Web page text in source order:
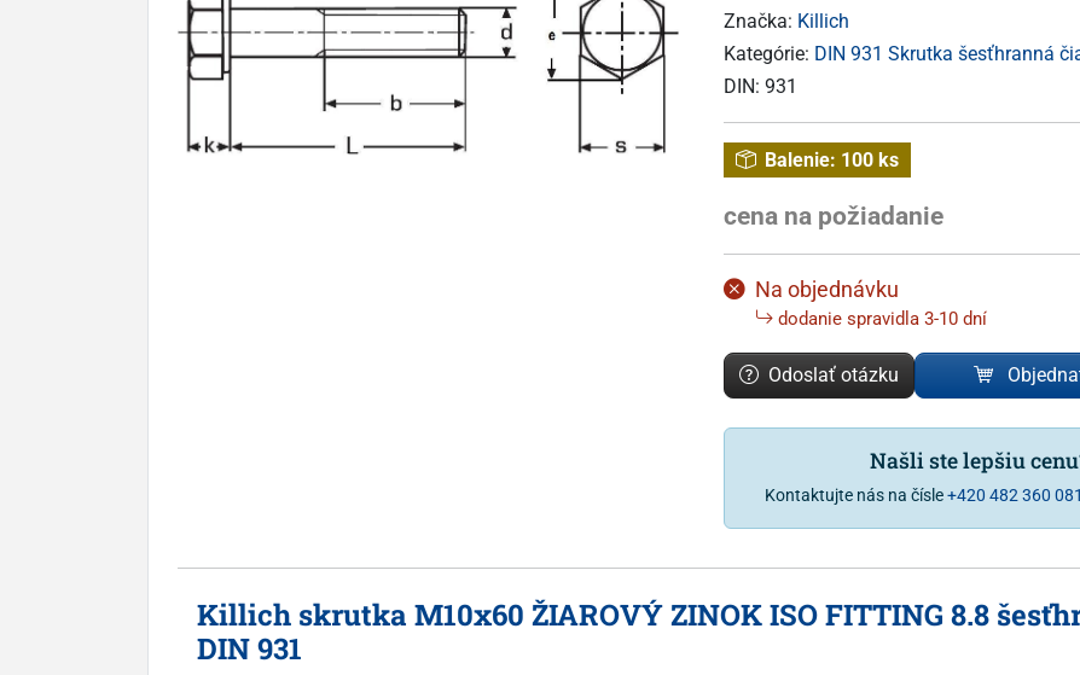
Značka: Killich
Kategórie: DIN 931 Skrutka šesťhranná
DIN: 931
Balenie: 100 ks
cena na požiadanie
Na objednávku
dodanie spravidla 3-10 dní
Odoslať otázku
Našli ste lepšiu
Kontaktujte nás na čísle+420 482 360 081
Killich skrutka M10x60 ŽIAROVÝ ZINOK ISO FITTING 8.8
DIN 931